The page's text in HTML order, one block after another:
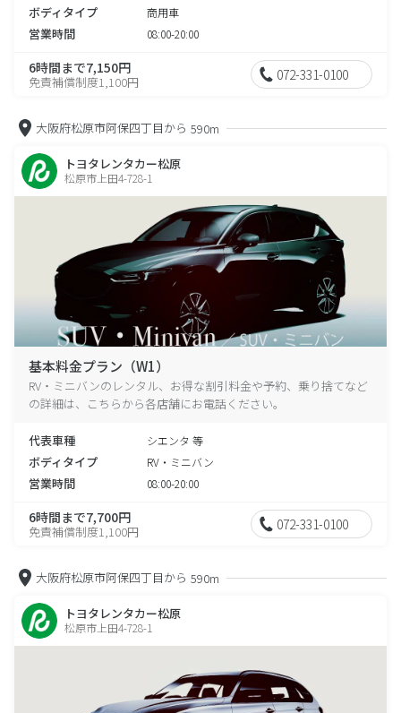
ボディタイプ 商用車
営業時間 08:00-20:00
6時間まで7,150円
免責補償制度1,100円 072-331-0100
大阪府松原市阿保四丁目から 590m
トヨタレンタカー松原
松原市上田4-728-1
基本料金プラン（W1）
RV・ミニバンのレンタル、お得な割引料金や予約、乗り捨てなど
の詳細は、こちらから各店舗にお電話ください。
代表車種 シエンタ 等
ボディタイプ RV・ミニバン
営業時間 08:00-20:00
6時間まで7,700円
免責補償制度1,100円 072-331-0100
大阪府松原市阿保四丁目から 590m
トヨタレンタカー松原
松原市上田4-728-1